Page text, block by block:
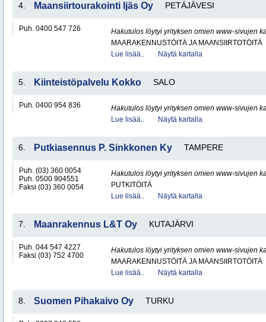
4. Maansiirtourakointi Ijäs Oy PETÄJÄVESI
Puh. 0400 547 726
Hakutulos löytyi yrityksen omien www-sivujen
MAARAKENNUSTÖITÄ JA MAANSIIRTOTÖITÄ
Lue lisää..
Näytä kartalla
5. Kiinteistöpalvelu Kokko SALO
Puh. 0400 954 836
Hakutulos löytyi yrityksen omien www-sivujen
Lue lisää..
Näytä kartalla
6. Putkiasennus P. Sinkkonen Ky TAMPERE
Puh. (03) 360 0054
Puh. 0500 904551
Faksi (03) 360 0054
Hakutulos löytyi yrityksen omien www-sivujen
PUTKITÖITÄ
Lue lisää..
Näytä kartalla
7. Maanrakennus L&T Oy KUTAJÄRVI
Puh. 044 547 4227
Faksi (03) 752 4700
Hakutulos löytyi yrityksen omien www-sivujen
MAARAKENNUSTÖITÄ JA MAANSIIRTOTÖITÄ
Lue lisää..
Näytä kartalla
8. Suomen Pihakaivo Oy TURKU